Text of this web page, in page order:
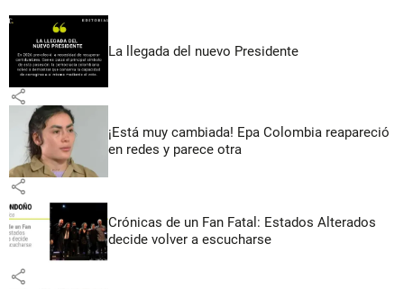
La llegada del nuevo Presidente
share
¡Está muy cambiada! Epa Colombia reapareció
en redes y parece otra
share
Crónicas de un Fan Fatal: Estados Alterados
decide volver a escucharse
share